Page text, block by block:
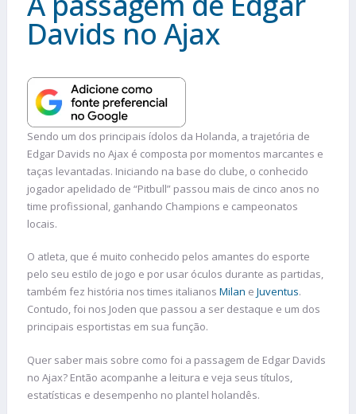
Davids no Ajax
Sendo um dos principais ídolos da Holanda, a trajetória de
Edgar Davids no Ajax é composta por momentos marcantes e
taças levantadas. Iniciando na base do clube, o conhecido
jogador apelidado de “Pitbull” passou mais de cinco anos no
time profissional, ganhando Champions e campeonatos
locais.
O atleta, que é muito conhecido pelos amantes do esporte
pelo seu estilo de jogo e por usar óculos durante as partidas,
também fez história nos times italianos Milan e Juventus.
Contudo, foi nos Joden que passou a ser destaque e um dos
principais esportistas em sua função.
Quer saber mais sobre como foi a passagem de Edgar Davids
no Ajax? Então acompanhe a leitura e veja seus títulos,
estatísticas e desempenho no plantel holandês.